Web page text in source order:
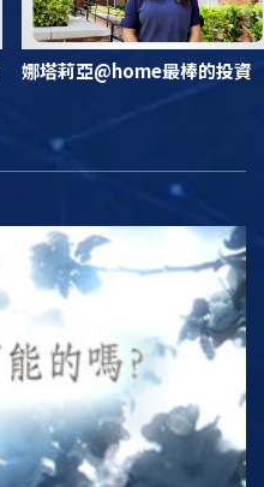
娜塔莉亞@home最棒的投資